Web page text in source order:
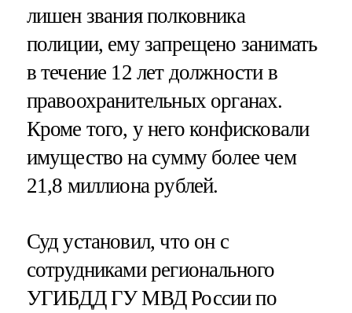
лишен звания полковника
полиции, ему запрещено занимать
в течение 12 лет должности в
правоохранительных органах.
Кроме того, у него конфисковали
имущество на сумму более чем
21,8 миллиона рублей.
Суд установил, что он с
сотрудниками регионального
УГИБДД ГУ МВД России по